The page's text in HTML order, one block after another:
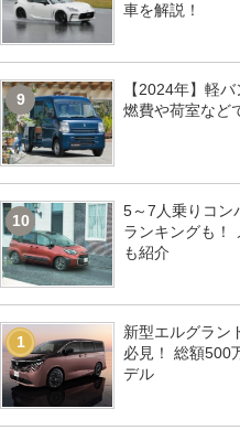
車を解説！
9
【2024年】軽
燃費や荷室など
10
5～7人乗りコン
ランキングも！
も紹介
1
新型エルグラン
必見！ 総額500
デル